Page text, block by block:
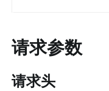
请求参数
请求头